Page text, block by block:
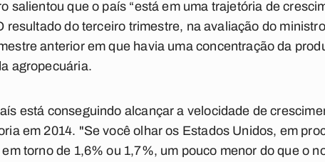
salientou que o país “está em uma trajetória de
resultado do terceiro trimestre, na avaliação do
anterior em que havia uma concentração da
agropecuária.
está conseguindo alcançar a velocidade de
em 2014. "Se você olhar os Estados Unidos, em
torno de 1,6% ou 1,7%, um pouco menor do que o